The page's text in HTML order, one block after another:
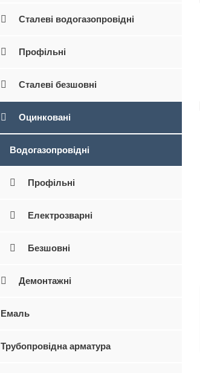
Сталеві водогазопровідні
Профільні
Сталеві безшовні
Оцинковані
Водогазопровідні
Профільні
Електрозварні
Безшовні
Демонтажні
Емаль
Трубопровідна арматура